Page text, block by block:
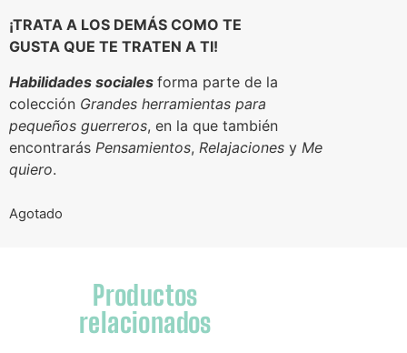
¡TRATA A LOS DEMÁS COMO TE
GUSTA QUE TE TRATEN A TI!
Habilidades sociales forma parte de la
colección Grandes herramientas para
pequeños guerreros, en la que también
encontrarás Pensamientos, Relajaciones y Me
quiero.
Agotado
Productos
relacionados